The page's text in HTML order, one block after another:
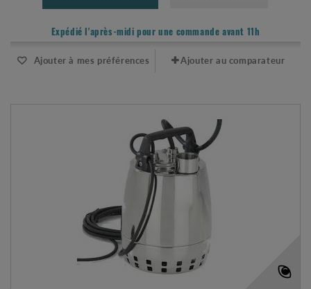
Expédié l'après-midi pour une commande avant 11h
Ajouter à mes préférences Ajouter au comparateur